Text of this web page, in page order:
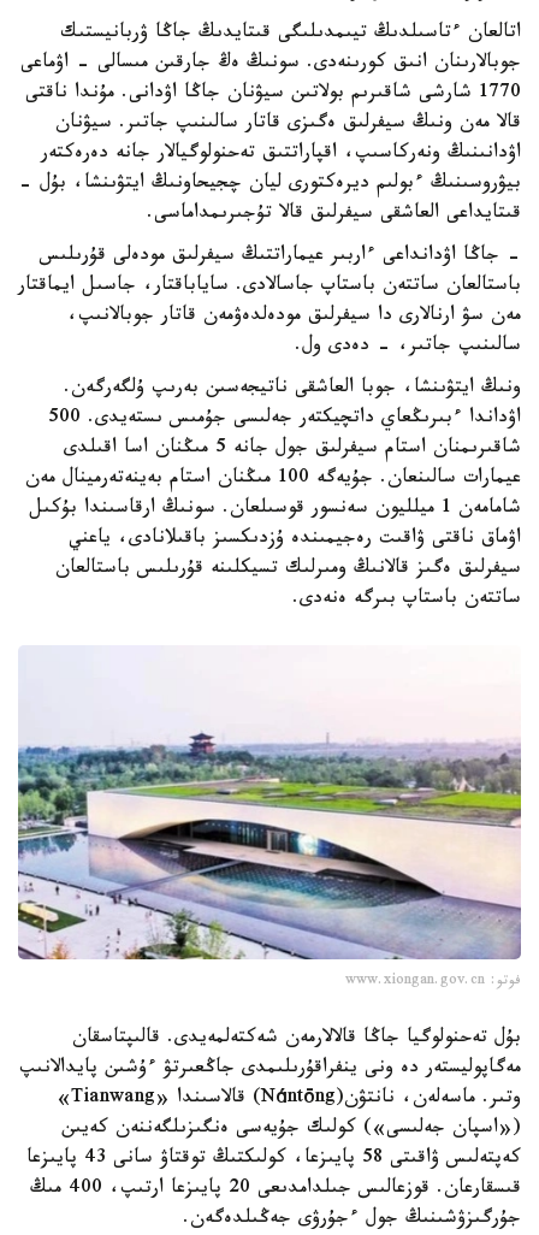
اتالعان ءتاسىلدىڭ تيىمدىلىگى قىتايدىڭ جاڭا ۋربانيستىك
جوبالارىنان انىق كورىنەدى. سونىڭ ەڭ جارقىن مىسالى - اۋماعى
1770 شارشى شاقىرىم بولاتىن سيۋنان جاڭا اۋدانى. مۇندا ناقتى
قالا مەن ونىڭ سيفرلىق ەگىزى قاتار سالىنىپ جاتىر. سيۋنان
اۋدانىنىڭ ونەركاسىپ، اقپاراتتىق تەحنولوگيالار جانە دەرەكتەر
بيۋروسىنىڭ ءبولىم ديرەكتورى ليان چجيحاونىڭ ايتۋىنشا، بۇل -
قىتايداعى العاشقى سيفرلىق قالا تۇجىرىمداماسى.
- جاڭا اۋدانداعى ءاربىر عيماراتتىڭ سيفرلىق مودەلى قۇرىلىس
باستالعان ساتتەن باستاپ جاسالادى. ساياباقتار، جاسىل ايماقتار
مەن سۋ ارنالارى دا سيفرلىق مودەلدەۋمەن قاتار جوبالانىپ،
سالىنىپ جاتىر، - دەدى ول.
ونىڭ ايتۋىنشا، جوبا العاشقى ناتيجەسىن بەرىپ ۇلگەرگەن.
اۋداندا ءبىرىڭعاي داتچيكتەر جەلىسى جۇمىس ىستەيدى. 500
شاقىرىمنان استام سيفرلىق جول جانە 5 مىڭنان اسا اقىلدى
عيمارات سالىنعان. جۇيەگە 100 مىڭنان استام بەينەتەرمينال مەن
شامامەن 1 ميلليون سەنسور قوسىلعان. سونىڭ ارقاسىندا بۇكىل
اۋماق ناقتى ۋاقىت رەجيمىندە ۇزدىكسىز باقىلانادى، ياعني
سيفرلىق ەگىز قالانىڭ ومىرلىك تسيكلىنە قۇرىلىس باستالعان
ساتتەن باستاپ بىرگە ەنەدى.
فوتو: www.xiongan.gov.cn
بۇل تەحنولوگيا جاڭا قالالارمەن شەكتەلمەيدى. قالىپتاسقان
مەگاپوليستەر دە ونى ينفراقۇرىلىمدى جاڭعىرتۋ ءۇشىن پايدالانىپ
وتىر. ماسەلەن، نانتۋن(Nántōng) قالاسىندا «Tianwang»
(«اسپان جەلىسى») كولىك جۇيەسى ەنگىزىلگەننەن كەيىن
كەپتەلىس ۋاقىتى 58 پايىزعا، كولىكتىڭ توقتاۋ سانى 43 پايىزعا
قىسقارعان. قوزعالىس جىلدامدىعى 20 پايىزعا ارتىپ، 400 مىڭ
جۇرگىزۋشىنىڭ جول ءجۇرۋى جەڭىلدەگەن.